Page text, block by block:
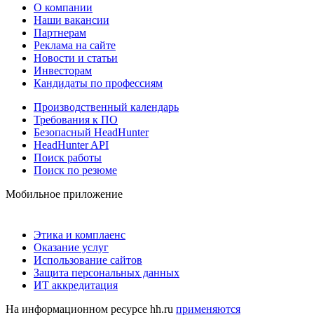
О компании
Наши вакансии
Партнерам
Реклама на сайте
Новости и статьи
Инвесторам
Кандидаты по профессиям
Производственный календарь
Требования к ПО
Безопасный HeadHunter
HeadHunter API
Поиск работы
Поиск по резюме
Мобильное приложение
Этика и комплаенс
Оказание услуг
Использование сайтов
Защита персональных данных
ИТ аккредитация
На информационном ресурсе hh.ru применяются